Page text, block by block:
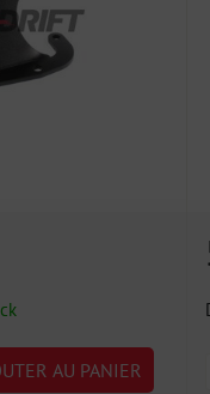
AU PANIER